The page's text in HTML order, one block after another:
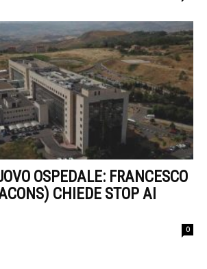
OSPEDALE: FRANCESCO
CHIEDE STOP AI
0